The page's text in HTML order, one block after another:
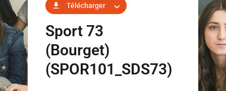
Télécharger
Sport 73
(Bourget)
(SPOR101_SDS73)